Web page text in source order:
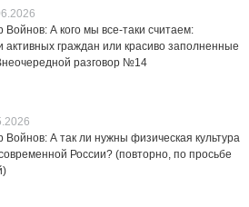
Войнов: А кого мы все-таки считаем:
активных граждан или красиво заполненные
разговор №14
Войнов: А так ли нужны физическая культура
России? (повторно, по просьбе